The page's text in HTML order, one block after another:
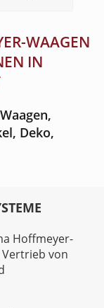
WAAGEN
IN
Deko,
Hoffmeyer-
von